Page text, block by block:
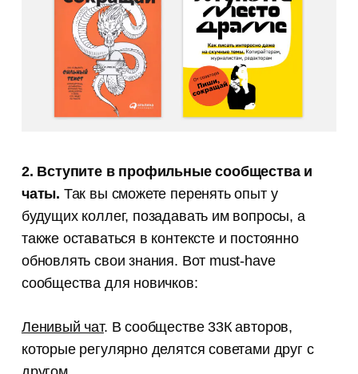
2. Вступите в профильные сообщества и
чаты. Так вы сможете перенять опыт у
будущих коллег, позадавать им вопросы, а
также оставаться в контексте и постоянно
обновлять свои знания. Вот must-have
сообщества для новичков:
Ленивый чат. В сообществе 33К авторов,
которые регулярно делятся советами друг с